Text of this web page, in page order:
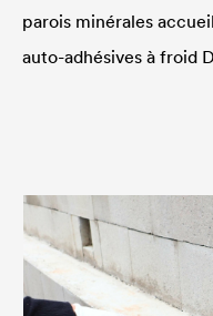
parois minérales
auto-adhésives à froid